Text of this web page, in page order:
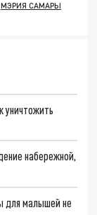
МЭРИЯ САМАРЫ
уничтожить
набережной,
для малышей не